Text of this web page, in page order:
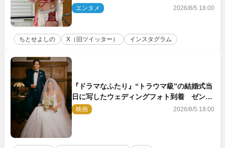
衝撃
エンタメ 2026/8/5 18:00
ちとせよしの X（旧ツイッター） インスタグラム
『ドラマなふたり』“トラウマ級”の結婚式当
日に写したウェディングフォト到着 ゼンデ
イヤ×ロバート・パティンソンのインタビュ
ー映像も
映画 2026/8/5 18:00